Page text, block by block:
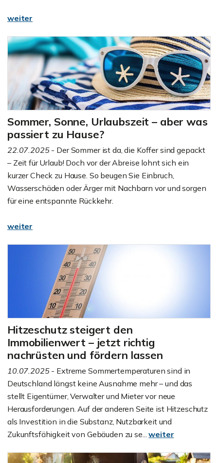
weiter
Sommer, Sonne, Urlaubszeit – aber was
passiert zu Hause?
22.07.2025- Der Sommer ist da, die Koffer sind gepackt
– Zeit für Urlaub! Doch vor der Abreise lohnt sich ein
kurzer Check zu Hause. So beugen Sie Einbruch,
Wasserschäden oder Ärger mit Nachbarn vor und sorgen
für eine entspannte Rückkehr.
weiter
Hitzeschutz steigert den
Immobilienwert – jetzt richtig
nachrüsten und fördern lassen
10.07.2025- Extreme Sommertemperaturen sind in
Deutschland längst keine Ausnahme mehr – und das
stellt Eigentümer, Verwalter und Mieter vor neue
Herausforderungen. Auf der anderen Seite ist Hitzeschutz
als Investition in die Substanz, Nutzbarkeit und
Zukunftsfähigkeit von Gebäuden zu se...weiter